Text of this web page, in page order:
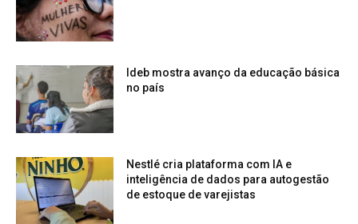
Ideb mostra avanço da educação básica
no país
Nestlé cria plataforma com IA e
inteligência de dados para autogestão
de estoque de varejistas